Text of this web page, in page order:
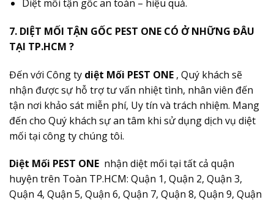
Diệt mối tận gốc an toàn – hiệu quả.
7. DIỆT MỐI TẬN GỐC PEST ONE CÓ Ở NHỮNG ĐÂU
TẠI TP.HCM ?
Đến với Công ty diệt Mối PEST ONE , Quý khách sẽ
nhận được sự hỗ trợ tư vấn nhiệt tình, nhân viên đến
tận nơi khảo sát miễn phí, Uy tín và trách nhiệm. Mang
đến cho Quý khách sự an tâm khi sử dụng dịch vụ diệt
mối tại công ty chúng tôi.
Diệt Mối PEST ONE nhận diệt mối tại tất cả quận
huyện trên Toàn TP.HCM: Quận 1, Quận 2, Quận 3,
Quận 4, Quận 5, Quận 6, Quận 7, Quận 8, Quận 9, Quận